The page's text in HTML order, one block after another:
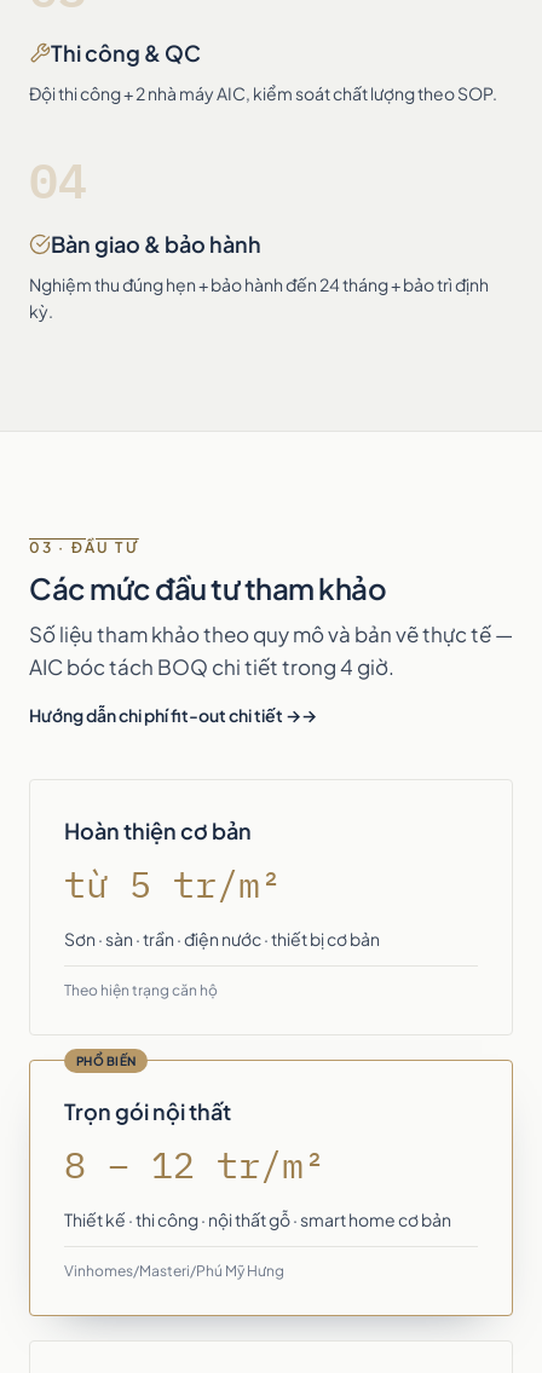
Thi công & QC
Đội thi công + 2 nhà máy AIC, kiểm soát chất lượng theo SOP.
04
Bàn giao & bảo hành
Nghiệm thu đúng hẹn + bảo hành đến 24 tháng + bảo trì định
kỳ.
03 · ĐẦU TƯ
Các mức đầu tư tham khảo
Số liệu tham khảo theo quy mô và bản vẽ thực tế —
AIC bóc tách BOQ chi tiết trong 4 giờ.
Hướng dẫn chi phí fit-out chi tiết →
Hoàn thiện cơ bản
từ 5 tr/m²
Sơn · sàn · trần · điện nước · thiết bị cơ bản
Theo hiện trạng căn hộ
PHỔ BIẾN
Trọn gói nội thất
8 – 12 tr/m²
Thiết kế · thi công · nội thất gỗ · smart home cơ bản
Vinhomes/Masteri/Phú Mỹ Hưng